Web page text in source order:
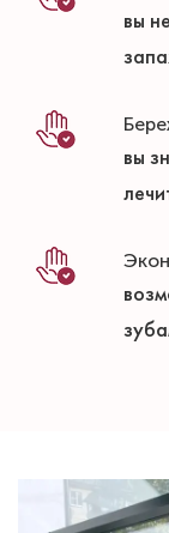
вы
вы